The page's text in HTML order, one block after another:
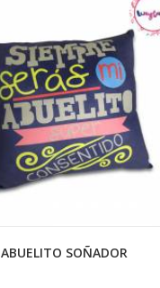
ABUELITO SOÑADOR